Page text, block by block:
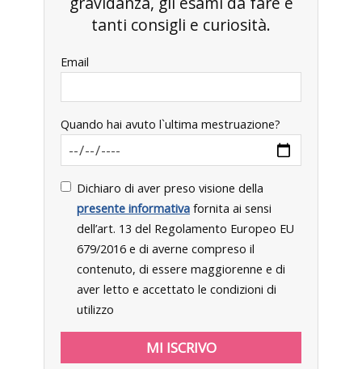
tanti consigli e curiosità.
Email
Quando hai avuto l`ultima mestruazione?
Dichiaro di aver preso visione della
presente informativa fornita ai sensi
dell’art. 13 del Regolamento Europeo EU
679/2016 e di averne compreso il
contenuto, di essere maggiorenne e di
aver letto e accettato le condizioni di
utilizzo